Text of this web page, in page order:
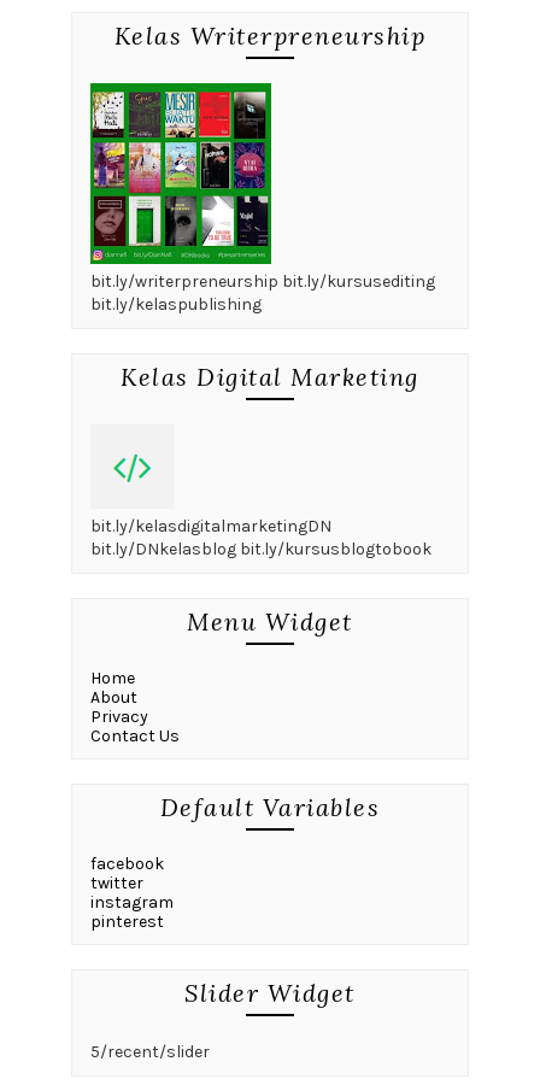
Kelas Writerpreneurship
bit.ly/writerpreneurship bit.ly/kursusediting
bit.ly/kelaspublishing
Kelas Digital Marketing
bit.ly/kelasdigitalmarketingDN
bit.ly/DNkelasblog bit.ly/kursusblogtobook
Menu Widget
Home
About
Privacy
Contact Us
Default Variables
facebook
twitter
instagram
pinterest
Slider Widget
5/recent/slider